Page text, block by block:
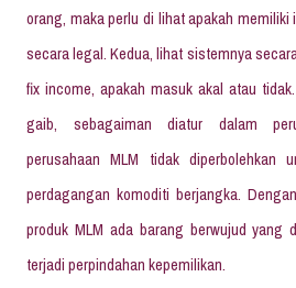
orang, maka perlu di lihat apakah
secara legal. Kedua, lihat sistemnya
fix income, apakah masuk akal atau
gaib, sebagaiman diatur dalam
perusahaan MLM tidak diperbolehkan
perdagangan komoditi berjangka.
produk MLM ada barang berwujud yang
terjadi perpindahan kepemilikan.